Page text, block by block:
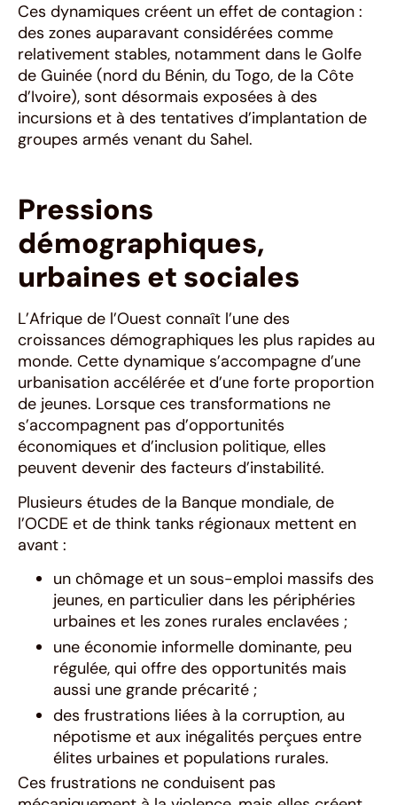
Ces dynamiques créent un effet de contagion :
des zones auparavant considérées comme
relativement stables, notamment dans le Golfe
de Guinée (nord du Bénin, du Togo, de la Côte
d’Ivoire), sont désormais exposées à des
incursions et à des tentatives d’implantation de
groupes armés venant du Sahel.
Pressions
démographiques,
urbaines et sociales
L’Afrique de l’Ouest connaît l’une des
croissances démographiques les plus rapides au
monde. Cette dynamique s’accompagne d’une
urbanisation accélérée et d’une forte proportion
de jeunes. Lorsque ces transformations ne
s’accompagnent pas d’opportunités
économiques et d’inclusion politique, elles
peuvent devenir des facteurs d’instabilité.
Plusieurs études de la Banque mondiale, de
l’OCDE et de think tanks régionaux mettent en
avant :
un chômage et un sous-emploi massifs des
jeunes, en particulier dans les périphéries
urbaines et les zones rurales enclavées ;
une économie informelle dominante, peu
régulée, qui offre des opportunités mais
aussi une grande précarité ;
des frustrations liées à la corruption, au
népotisme et aux inégalités perçues entre
élites urbaines et populations rurales.
Ces frustrations ne conduisent pas